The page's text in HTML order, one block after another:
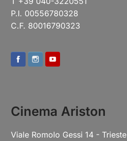
P.I. 00556780328
C.F. 80016790323
Cinema Ariston
Viale Romolo Gessi 14 - Trieste